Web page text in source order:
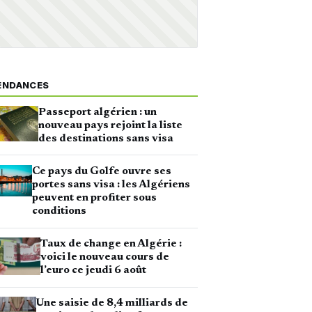
Passeport algérien : un
nouveau pays rejoint la liste
des destinations sans visa
Ce pays du Golfe ouvre ses
portes sans visa : les Algériens
peuvent en profiter sous
conditions
Taux de change en Algérie :
voici le nouveau cours de
l’euro ce jeudi 6 août
Une saisie de 8,4 milliards de